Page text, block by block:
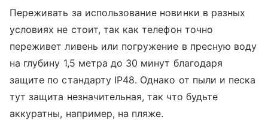
Переживать за использование новинки в разных
условиях не стоит, так как телефон точно
переживет ливень или погружение в пресную воду
на глубину 1,5 метра до 30 минут благодаря
защите по стандарту IP48. Однако от пыли и песка
тут защита незначительная, так что будьте
аккуратны, например, на пляже.